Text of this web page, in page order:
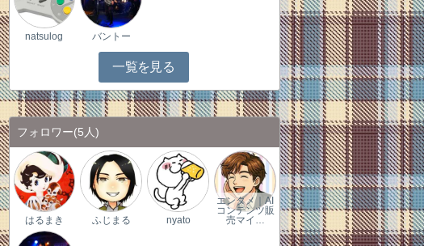
natsulog バントー
一覧を見る
フォロワー(5人)
はるまき ふじまる nyato
エンタメ｜AI
コンテンツ販
売マイ…